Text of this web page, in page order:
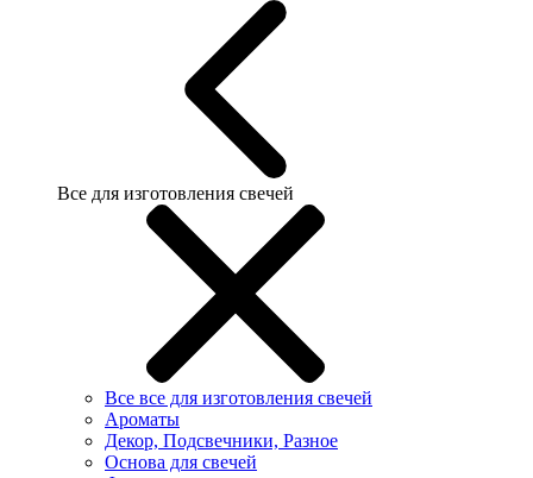
Все для изготовления свечей
Все все для изготовления свечей
Ароматы
Декор, Подсвечники, Разное
Основа для свечей